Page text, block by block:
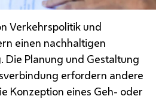
Verkehrspolitik und
einen nachhaltigen
Die Planung und Gestaltung
erfordern andere
Konzeption eines Geh- oder